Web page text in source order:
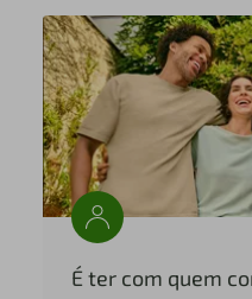
É ter com quem